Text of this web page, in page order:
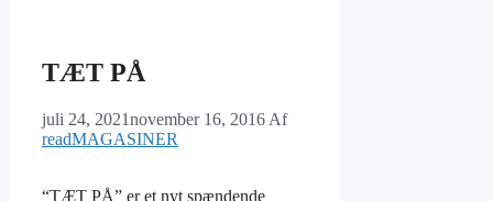
TÆT PÅ
juli 24, 2021november 16, 2016 Af
readMAGASINER
“TÆT PÅ” er et nyt spændende